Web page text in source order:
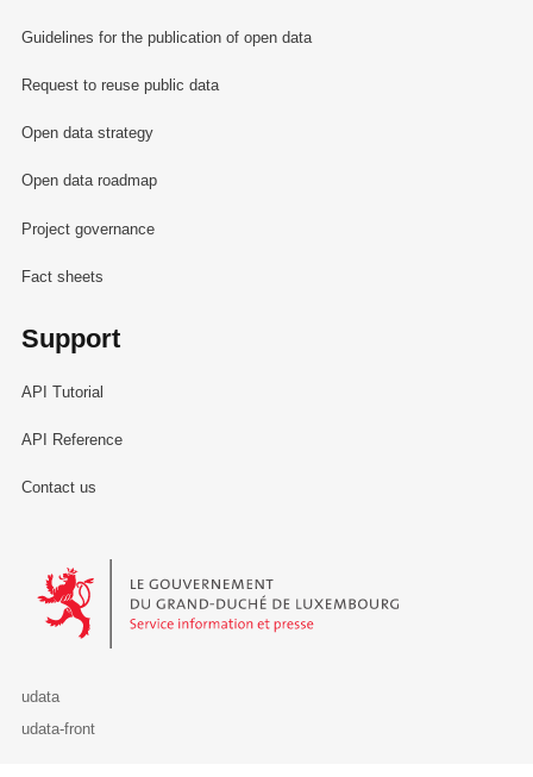
Guidelines for the publication of open data
Request to reuse public data
Open data strategy
Open data roadmap
Project governance
Fact sheets
Support
API Tutorial
API Reference
Contact us
Le Gouvernement du Grand-Duché de Luxembourg - Service
udata
udata-front